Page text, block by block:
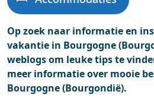
Op zoek naar informatie en
vakantie in Bourgogne
weblogs om leuke tips te
meer informatie over mooie
Bourgogne (Bourgondië).